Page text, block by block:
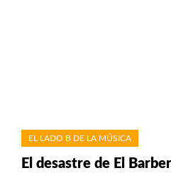
EL LADO B DE LA MÚSICA
El desastre de El